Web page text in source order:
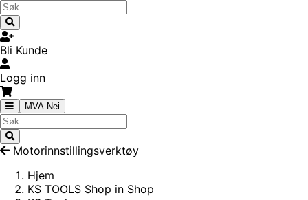
Bli Kunde
Logg inn
MVA Nei
Motorinnstillingsverktøy
Hjem
KS TOOLS Shop in Shop